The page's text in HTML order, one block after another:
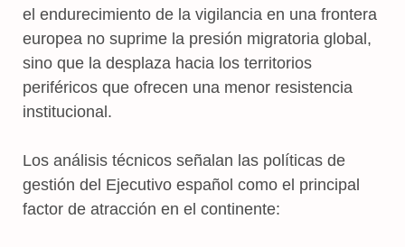
el endurecimiento de la vigilancia en una frontera
europea no suprime la presión migratoria global,
sino que la desplaza hacia los territorios
periféricos que ofrecen una menor resistencia
institucional.
Los análisis técnicos señalan las políticas de
gestión del Ejecutivo español como el principal
factor de atracción en el continente: